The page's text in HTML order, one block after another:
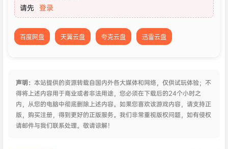
请先 登录
百度网盘 天翼云盘 夸克云盘 迅雷云盘
声明： 本站提供的资源转载自国内外各大媒体和网络，仅供试玩体验；不
得将上述内容用于商业或者非法用途，您必须在下载后的24个小时之
内，从您的电脑中彻底删除上述内容。如果您喜欢该游戏内容，请支持正
版，购买注册，得到更好的正版服务。我们非常重视版权问题，如有侵权
请邮件与我们联系处理。敬请谅解！